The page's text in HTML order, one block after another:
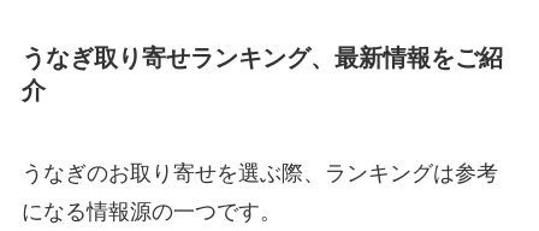
うなぎ取り寄せランキング、最新情報をご紹
介
うなぎのお取り寄せを選ぶ際、ランキングは参考
になる情報源の一つです。